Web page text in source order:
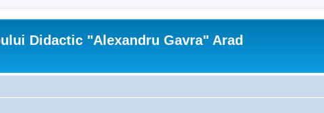
Didactic "Alexandru Gavra" Arad